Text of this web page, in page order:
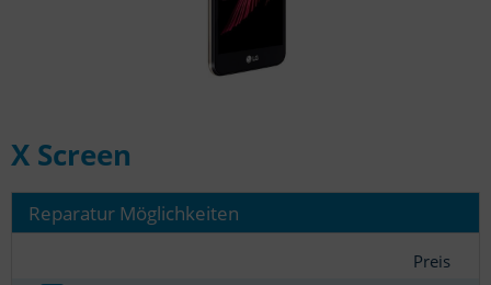
X Screen
Reparatur Möglichkeiten
Preis